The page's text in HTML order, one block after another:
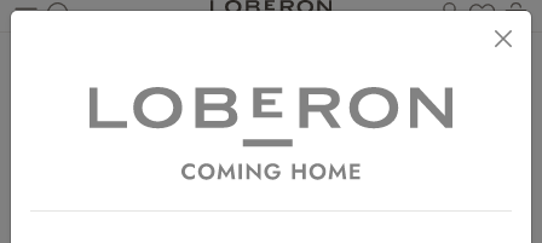
Du
Ein Hauch von Vintage
Verspielte Eleganz für Ihren Arbeitsbereich